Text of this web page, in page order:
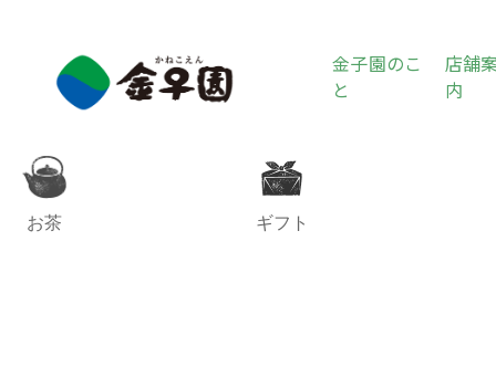
金子園のこ
と
店舗
内
お茶 ギフト